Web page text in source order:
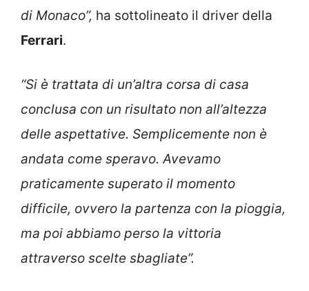
di Monaco”, ha sottolineato il driver della
Ferrari.
“Si è trattata di un’altra corsa di casa
conclusa con un risultato non all’altezza
delle aspettative. Semplicemente non è
andata come speravo. Avevamo
praticamente superato il momento
difficile, ovvero la partenza con la pioggia,
ma poi abbiamo perso la vittoria
attraverso scelte sbagliate”.